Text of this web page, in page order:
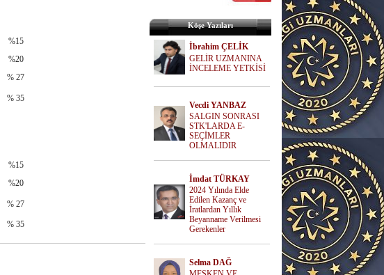
%15
%20
% 27
% 35
%15
%20
% 27
% 35
Köşe Yazıları
İbrahim ÇELİK
GELİR UZMANINA
İNCELEME YETKİSİ
Vecdi YANBAZ
SALGIN SONRASI
STK'LARDA E-
SEÇİMLER
OLMALIDIR
İmdat TÜRKAY
2024 Yılında Elde
Edilen Kazanç ve
İratlardan Yıllık
Beyanname Verilmesi
Gerekenler
Selma DAĞ